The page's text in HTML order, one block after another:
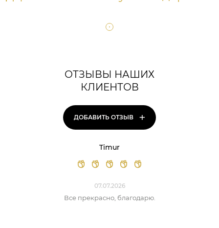
ОТЗЫВЫ НАШИХ
КЛИЕНТОВ
ДОБАВИТЬ ОТЗЫВ +
Timur
07.07.2026
Все прекрасно, благодарю.